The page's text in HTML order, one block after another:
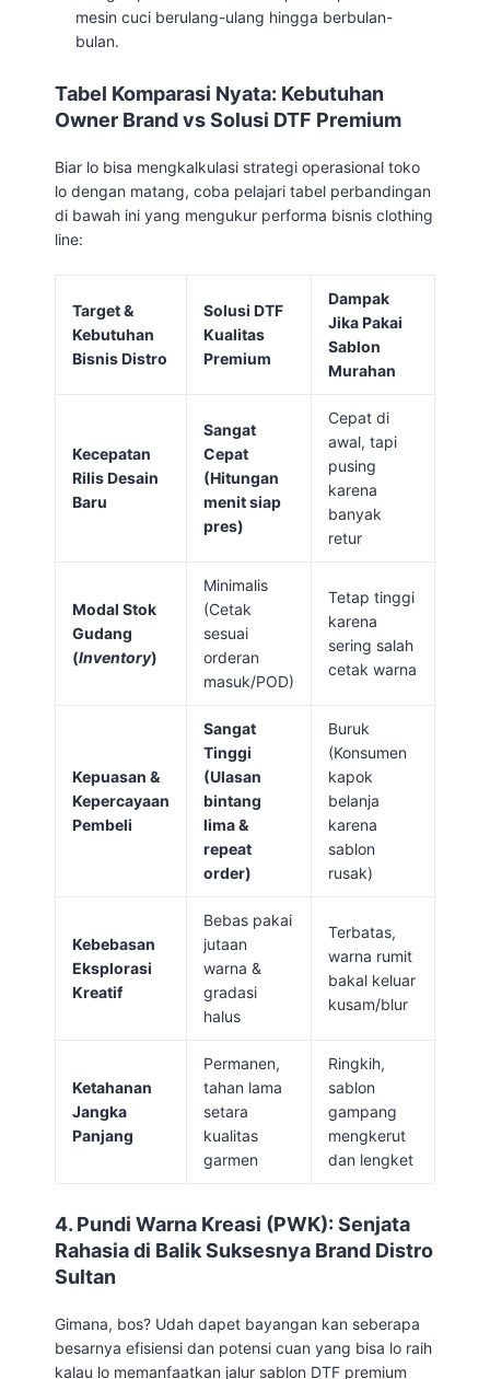
mesin cuci berulang-ulang hingga berbulan-
bulan.
Tabel Komparasi Nyata: Kebutuhan
Owner Brand vs Solusi DTF Premium
Biar lo bisa mengkalkulasi strategi operasional toko
lo dengan matang, coba pelajari tabel perbandingan
di bawah ini yang mengukur performa bisnis clothing
line:
Target &
Kebutuhan
Bisnis Distro
Solusi DTF
Kualitas
Premium
Dampak
Jika Pakai
Sablon
Murahan
Kecepatan
Rilis Desain
Baru
Sangat
Cepat
(Hitungan
menit siap
pres)
Cepat di
awal, tapi
pusing
karena
banyak
retur
Modal Stok
Gudang
(Inventory)
Minimalis
(Cetak
sesuai
orderan
masuk/POD)
Tetap tinggi
karena
sering salah
cetak warna
Kepuasan &
Kepercayaan
Pembeli
Sangat
Tinggi
(Ulasan
bintang
lima &
repeat
order)
Buruk
(Konsumen
kapok
belanja
karena
sablon
rusak)
Kebebasan
Eksplorasi
Kreatif
Bebas pakai
jutaan
warna &
gradasi
halus
Terbatas,
warna rumit
bakal keluar
kusam/blur
Ketahanan
Jangka
Panjang
Permanen,
tahan lama
setara
kualitas
garmen
Ringkih,
sablon
gampang
mengkerut
dan lengket
4. Pundi Warna Kreasi (PWK): Senjata
Rahasia di Balik Suksesnya Brand Distro
Sultan
Gimana, bos? Udah dapet bayangan kan seberapa
besarnya efisiensi dan potensi cuan yang bisa lo raih
kalau lo memanfaatkan jalur sablon DTF premium